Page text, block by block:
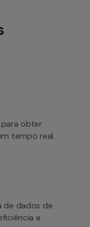
para obter
tempo real.
de dados de
e